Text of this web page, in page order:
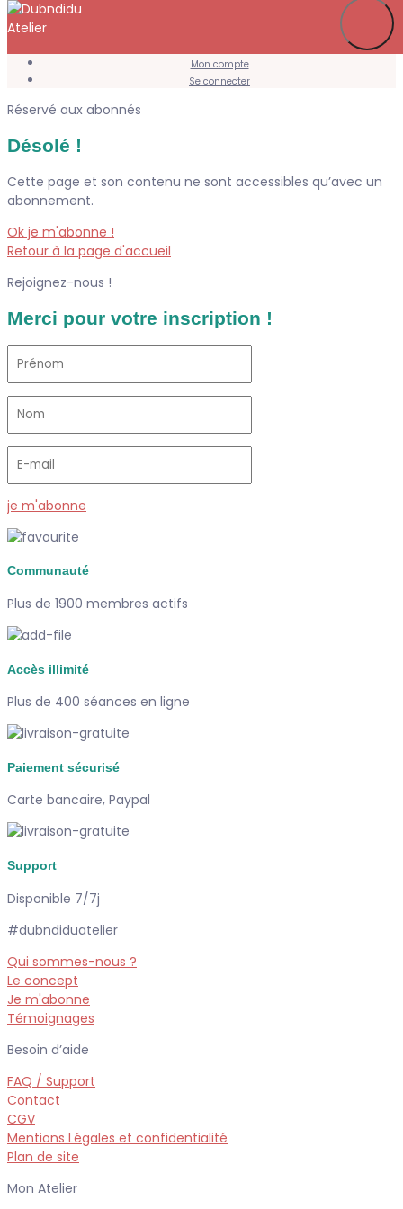
Mon compte
Se connecter
Réservé aux abonnés
Désolé !
Cette page et son contenu ne sont accessibles qu’avec un
abonnement.
Ok je m'abonne !
Retour à la page d'accueil
Rejoignez-nous !
Merci pour votre inscription !
je m'abonne
Communauté
Plus de 1900 membres actifs
Accès illimité
Plus de 400 séances en ligne
Paiement sécurisé
Carte bancaire, Paypal
Support
Disponible 7/7j
#dubndiduatelier
Qui sommes-nous ?
Le concept
Je m'abonne
Témoignages
Besoin d’aide
FAQ / Support
Contact
CGV
Mentions Légales et confidentialité
Plan de site
Mon Atelier